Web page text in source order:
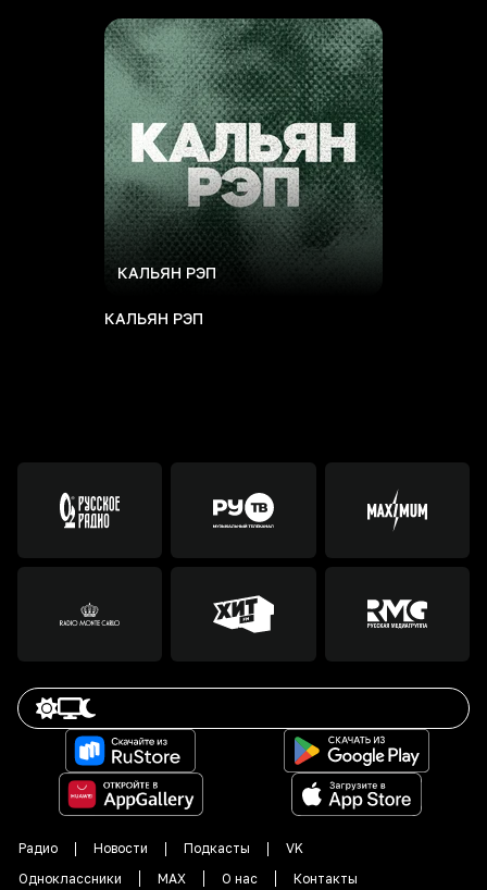
КАЛЬЯН РЭП
КАЛЬЯН РЭП
Радио Новости Подкасты
VK
Одноклассники
MAX О нас Контакты